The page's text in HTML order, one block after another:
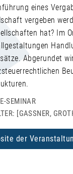
eines
vergeben
hat? Im
Abgerundet
SEMINAR
[GASSNER,
der